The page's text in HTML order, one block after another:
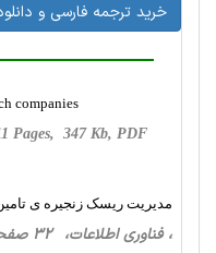
خرید ترجمه فارسی و
companies
Pages, 347 Kb, PDF
مدیریت ریسک زنجیره ی